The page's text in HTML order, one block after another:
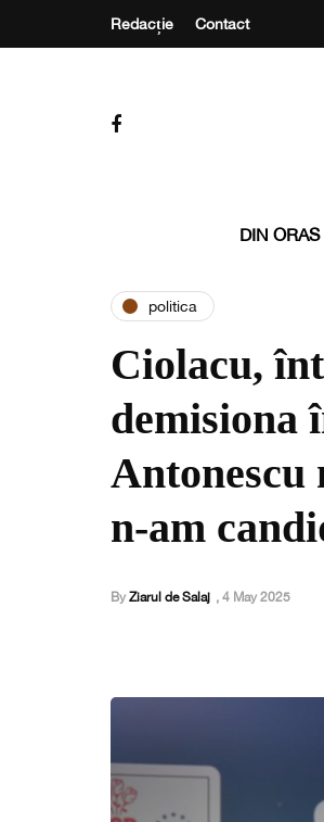
Redacție Contact
DIN ORAS
politica
Ciolacu,
demisiona
n-am
By Ziarul de Salaj , 4 May 2025